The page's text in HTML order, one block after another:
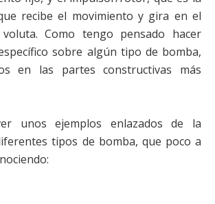
recibe el movimiento y gira en el
Como tengo pensado hacer
sobre algún tipo de bomba,
en las partes constructivas más
unos ejemplos enlazados de la
tipos de bomba, que poco a